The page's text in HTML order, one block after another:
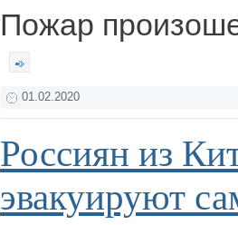
Пожар
01.02.2020
Россиян из
эвакуируют